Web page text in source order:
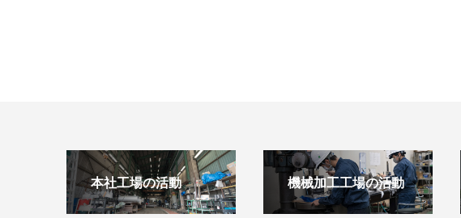
本社工場の活動 機械加工工場の活動